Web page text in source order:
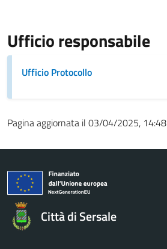
Ufficio responsabile
Ufficio Protocollo
Pagina aggiornata il 03/04/2025, 14:48
Città di Sersale